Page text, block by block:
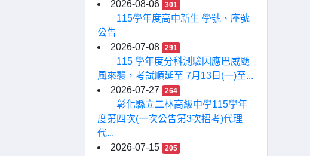
2026-08-06
301
115學年度高中新生 學號、座號
公告
2026-07-08
291
115 學年度分科測驗因應巴威颱
風來襲，考試順延至 7月13日(一)至...
2026-07-27
264
彰化縣立二林高級中學115學年
度第四次(一次公告第3次招考)代理
代...
2026-07-15
205